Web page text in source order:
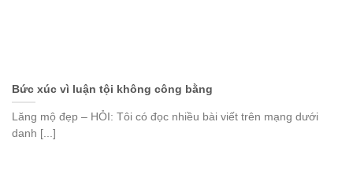
Bức xúc vì luận tội không công bằng
Lăng mộ đẹp – HỎI: Tôi có đọc nhiều bài viết trên mạng dưới
danh [...]